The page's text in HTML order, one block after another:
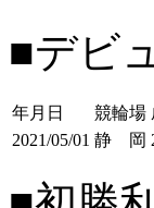
■デビ
年月日 競輪場
2021/05/01 静 岡